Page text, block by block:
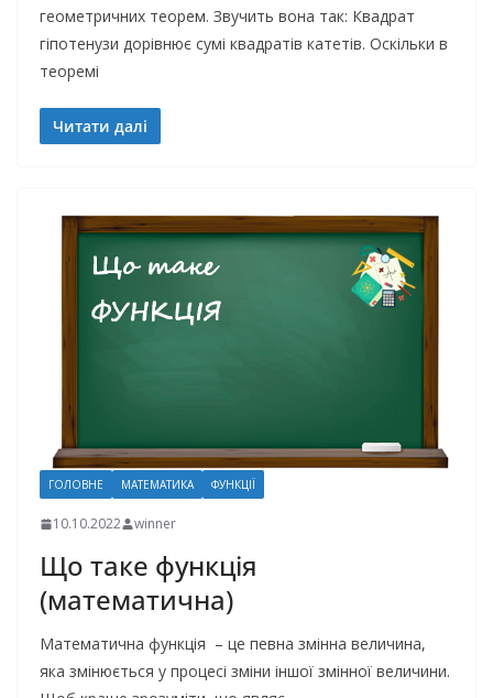
геометричних теорем. Звучить вона так: Квадрат
гіпотенузи дорівнює сумі квадратів катетів. Оскільки в
теоремі
Читати далі
ГОЛОВНЕ МАТЕМАТИКА ФУНКЦІЇ
10.10.2022 winner
Що таке функція
(математична)
Математична функція – це певна змінна величина,
яка змінюється у процесі зміни іншої змінної величини.